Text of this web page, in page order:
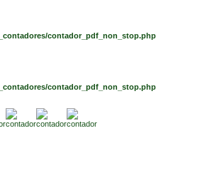
contador_pdf_non_stop.php
contador_pdf_non_stop.php